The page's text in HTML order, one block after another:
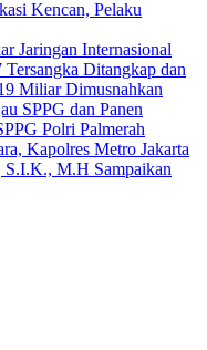
Kencan, Pelaku
Jaringan Internasional
Ditangkap dan
Miliar Dimusnahkan
SPPG dan Panen
Polri Palmerah
Kapolres Metro Jakarta
S.I.K., M.H Sampaikan